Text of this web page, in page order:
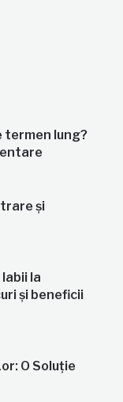
termen lung?
și
la
și beneficii
O Soluție